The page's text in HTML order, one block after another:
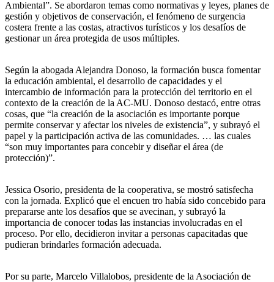
Ambiental”. Se abordaron temas como normativas y leyes, planes de
gestión y objetivos de conservación, el fenómeno de surgencia
costera frente a las costas, atractivos turísticos y los desafíos de
gestionar un área protegida de usos múltiples.
Según la abogada Alejandra Donoso, la formación busca fomentar
la educación ambiental, el desarrollo de capacidades y el
intercambio de información para la protección del territorio en el
contexto de la creación de la AC-MU. Donoso destacó, entre otras
cosas, que “la creación de la asociación es importante porque
permite conservar y afectar los niveles de existencia”, y subrayó el
papel y la participación activa de las comunidades. … las cuales
“son muy importantes para concebir y diseñar el área (de
protección)”.
Jessica Osorio, presidenta de la cooperativa, se mostró satisfecha
con la jornada. Explicó que el encuen tro había sido concebido para
prepararse ante los desafíos que se avecinan, y subrayó la
importancia de conocer todas las instancias involucradas en el
proceso. Por ello, decidieron invitar a personas capacitadas que
pudieran brindarles formación adecuada.
Por su parte, Marcelo Villalobos, presidente de la Asociación de